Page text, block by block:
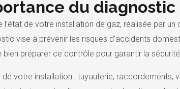
du diagnostic
de votre installation de gaz, réalisée par
vise à prévenir les risques d’accidents
préparer ce contrôle pour garantir la
votre installation : tuyauterie,